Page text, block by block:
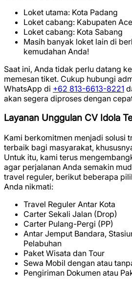
Loket utama: Kota Padang
Loket cabang: Kabupaten
Loket cabang: Kota Sabang
Masih banyak loket lain di
kemudahan Anda!
Saat ini, Anda tidak perlu datang
memesan tiket. Cukup hubungi
WhatsApp di +62 813-6613-8221
akan segera diproses dengan
Layanan Unggulan CV Idola
Kami berkomitmen menjadi solusi
terbaik bagi masyarakat,
Untuk itu, kami terus
agar perjalanan Anda semakin
travel reguler, berikut beberapa
Anda nikmati:
Travel Reguler Antar Kota
Carter Sekali Jalan (Drop)
Carter Pulang-Pergi (PP)
Antar Jemput Bandara,
Pelabuhan
Paket Wisata dan Tour
Sewa Mobil dengan atau
Pengiriman Dokumen atau